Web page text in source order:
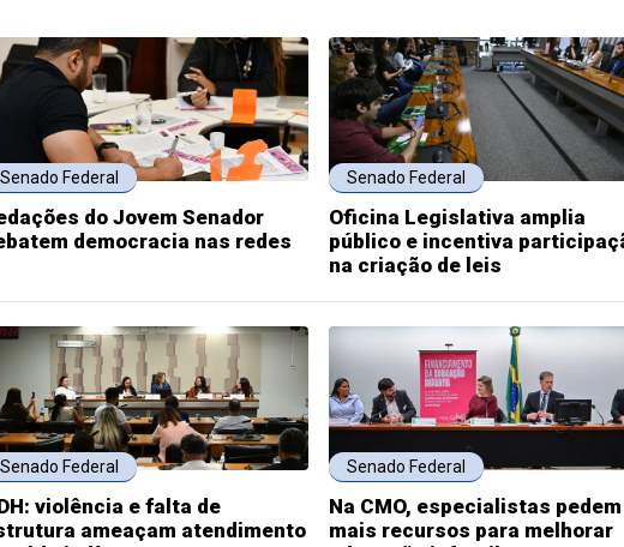
Senado Federal
do Jovem Senador
democracia nas redes
Senado Federal
Oficina Legislativa amplia
público e incentiva
na criação de leis
Senado Federal
violência e falta de
ameaçam atendimento
Senado Federal
Na CMO, especialistas pedem
mais recursos para melhorar